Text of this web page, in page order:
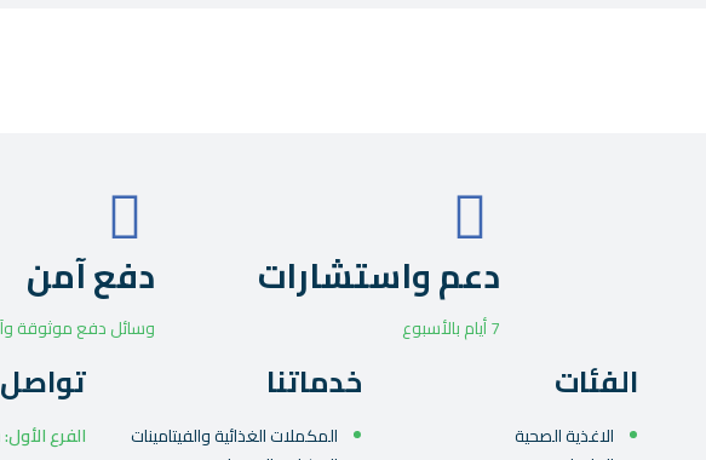
دعم واستشارات
7 أيام بالأسبوع
دفع آمن
وسائل دفع موثوقة
الفئات
الاغذية الصحية
خدماتنا
المكملات الغذائية والفيتامينات
الفرع الأول: